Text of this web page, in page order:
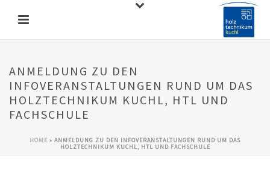
ANMELDUNG ZU DEN
INFOVERANSTALTUNGEN RUND UM DAS
HOLZTECHNIKUM KUCHL, HTL UND
FACHSCHULE
HOME » ANMELDUNG ZU DEN INFOVERANSTALTUNGEN RUND UM DAS
HOLZTECHNIKUM KUCHL, HTL UND FACHSCHULE